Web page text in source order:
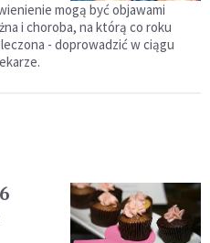
mogą być objawami
i choroba, na którą co roku
- doprowadzić w ciągu